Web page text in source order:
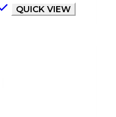
QUICK VIEW